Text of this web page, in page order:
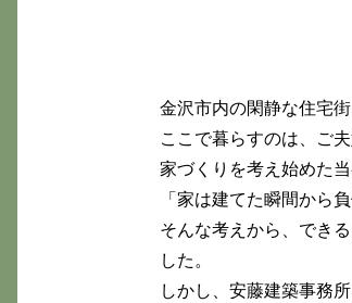
金沢市内の閑静な住宅
ここで暮らすのは、ご
家づくりを考え始めた
「家は建てた瞬間から
そんな考えから、でき
した。
しかし、安藤建築事務